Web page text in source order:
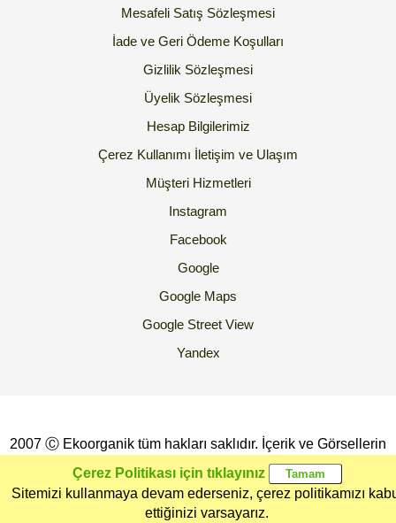
Kategoriler
Ekoorganik
Müşteri
Mesafeli Satış Sözleşmesi
İade ve Geri Ödeme Koşulları
Gizlilik Sözleşmesi
Üyelik Sözleşmesi
Hesap Bilgilerimiz
Çerez Kullanımı İletişim ve Ulaşım
Müşteri Hizmetleri
Instagram
Facebook
Google
Google Maps
Google Street View
Yandex
Çerez Politikası için tıklayınız
Sitemizi kullanmaya devam ederseniz, çerez politikamızı
ettiğinizi varsayarız.
2007 Ⓒ Ekoorganik tüm hakları saklıdır. İçerik ve Görsellerin
İzinsiz Kopyalanması yada Kullanılması Yasaktır.